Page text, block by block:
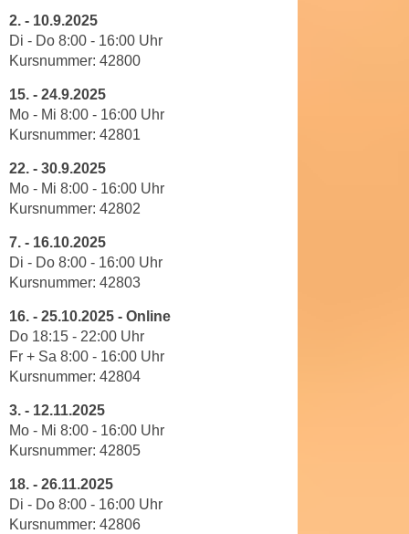
2. - 10.9.2025
Di - Do 8:00 - 16:00 Uhr
Kursnummer: 42800
15. - 24.9.2025
Mo - Mi 8:00 - 16:00 Uhr
Kursnummer: 42801
22. - 30.9.2025
Mo - Mi 8:00 - 16:00 Uhr
Kursnummer: 42802
7. - 16.10.2025
Di - Do 8:00 - 16:00 Uhr
Kursnummer: 42803
16. - 25.10.2025 - Online
Do 18:15 - 22:00 Uhr
Fr + Sa 8:00 - 16:00 Uhr
Kursnummer: 42804
3. - 12.11.2025
Mo - Mi 8:00 - 16:00 Uhr
Kursnummer: 42805
18. - 26.11.2025
Di - Do 8:00 - 16:00 Uhr
Kursnummer: 42806
d
a
r
ü
b
e
h
i
n
a
u
s
i
n
e
n
g
e
n
e
h
b
e
n
n
p
e
r
s
o
e
n
e
z
o
g
e
n
e
D
a